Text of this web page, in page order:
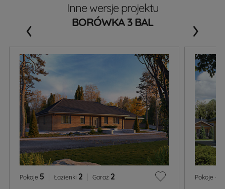
Inne wersje projektu
BORÓWKA 3 BAL
Pokoje 5 Łazienki 2 Garaż 2 Pokoje 4
‹ ›